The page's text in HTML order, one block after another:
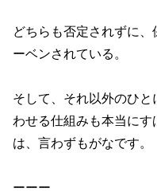
どちらも否定されずに
ーベンされている。
そして、それ以外のひ
わせる仕組みも本当に
は、言わずもがなです。
ーーー